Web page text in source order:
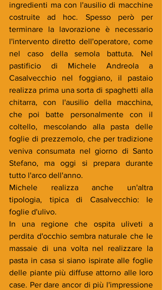
ingredienti ma con l'ausilio di macchine
costruite ad hoc. Spesso però per
terminare la lavorazione è necessario
l'intervento diretto dell'operatore, come
nel caso della semola battuta. Nel
pastificio di Michele Andreola a
Casalvecchio nel foggiano, il pastaio
realizza prima una sorta di spaghetti alla
chitarra, con l'ausilio della macchina,
che poi batte personalmente con il
coltello, mescolando alla pasta delle
foglie di prezzemolo, che per tradizione
veniva consumata nel giorno di Santo
Stefano, ma oggi si prepara durante
tutto l'arco dell'anno.
Michele realizza anche un'altra
tipologia, tipica di Casalvecchio: le
foglie d'ulivo.
In una regione che ospita uliveti a
perdita d'occhio sembra naturale che le
massaie di una volta nel realizzare la
pasta in casa si siano ispirate alle foglie
delle piante più diffuse attorno alle loro
case. Per dare ancor di più l'impressione